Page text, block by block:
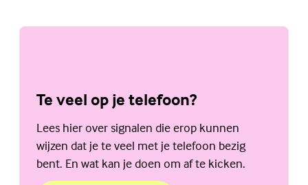
Te veel op je telefoon?
Lees hier over signalen die erop kunnen
wijzen dat je te veel met je telefoon bezig
bent. En wat kan je doen om af te kicken.